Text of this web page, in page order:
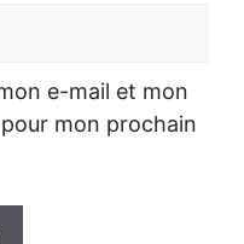
e-mail et mon
mon prochain